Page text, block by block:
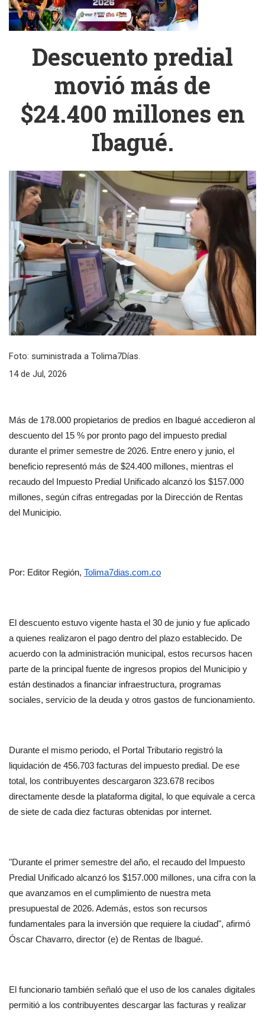
Descuento predial
movió más de
$24.400 millones en
Ibagué.
Foto: suministrada a Tolima7Días.
14 de Jul, 2026
Más de 178.000 propietarios de predios en Ibagué accedieron al
descuento del 15 % por pronto pago del impuesto predial
durante el primer semestre de 2026. Entre enero y junio, el
beneficio representó más de $24.400 millones, mientras el
recaudo del Impuesto Predial Unificado alcanzó los $157.000
millones, según cifras entregadas por la Dirección de Rentas
del Municipio.
Por: Editor Región, Tolima7dias.com.co
El descuento estuvo vigente hasta el 30 de junio y fue aplicado
a quienes realizaron el pago dentro del plazo establecido. De
acuerdo con la administración municipal, estos recursos hacen
parte de la principal fuente de ingresos propios del Municipio y
están destinados a financiar infraestructura, programas
sociales, servicio de la deuda y otros gastos de funcionamiento.
Durante el mismo periodo, el Portal Tributario registró la
liquidación de 456.703 facturas del impuesto predial. De ese
total, los contribuyentes descargaron 323.678 recibos
directamente desde la plataforma digital, lo que equivale a cerca
de siete de cada diez facturas obtenidas por internet.
"Durante el primer semestre del año, el recaudo del Impuesto
Predial Unificado alcanzó los $157.000 millones, una cifra con la
que avanzamos en el cumplimiento de nuestra meta
presupuestal de 2026. Además, estos son recursos
fundamentales para la inversión que requiere la ciudad", afirmó
Óscar Chavarro, director (e) de Rentas de Ibagué.
El funcionario también señaló que el uso de los canales digitales
permitió a los contribuyentes descargar las facturas y realizar